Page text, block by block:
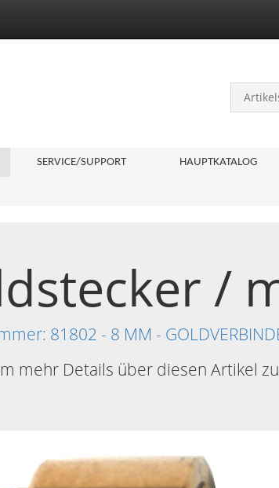
SERVICE/SUPPORT HAUPTKATALOG
/
81802 - 8 MM -
mehr Details über diesen Artikel